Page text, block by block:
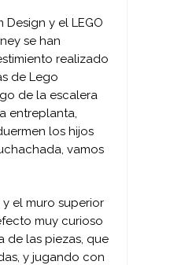
Design y el LEGO
se han
realizado
de Lego
de la escalera
entreplanta,
los hijos
vamos
el muro superior
muy curioso
de las piezas, que
y jugando con